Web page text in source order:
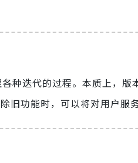
种迭代的过程。本质上，版
旧功能时，可以将对用户服